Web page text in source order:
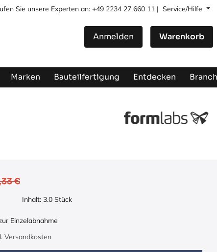
Sie unsere Experten an: +49 2234 27 660 11 | Service/Hilfe
Anmelden Warenkorb
Marken Bauteilfertigung Entdecken
€
Inhalt: 3.0 Stück
Einzelabnahme
Versandkosten